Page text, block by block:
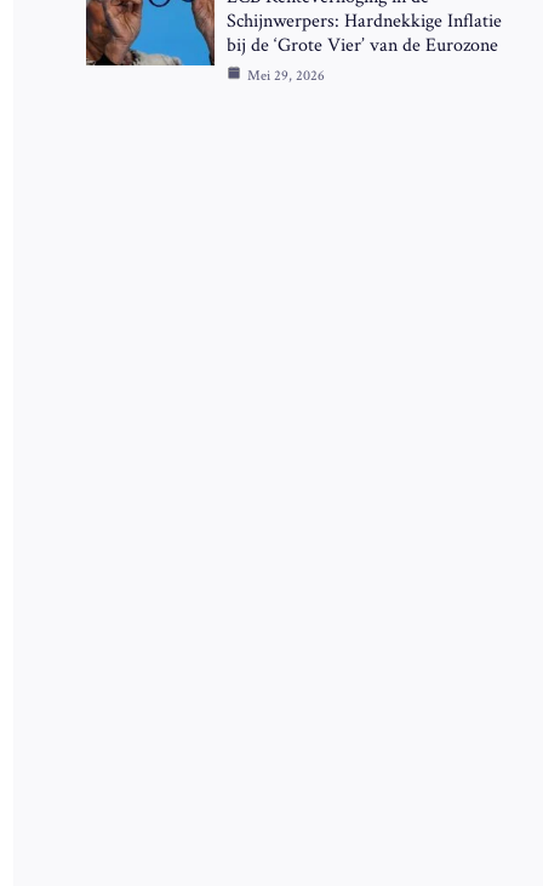
Schijnwerpers: Hardnekkige Inflatie
bij de ‘Grote Vier’ van de Eurozone
Mei 29, 2026